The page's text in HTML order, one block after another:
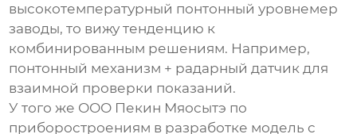
высокотемпературный понтонный уровнемер
заводы, то вижу тенденцию к
комбинированным решениям. Например,
понтонный механизм + радарный датчик для
взаимной проверки показаний.
У того же ООО Пекин Мяосытэ по
приборостроениям в разработке модель с